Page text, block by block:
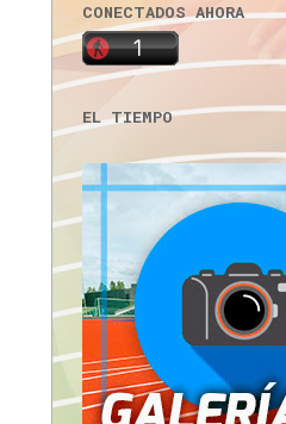
CONECTADOS AHORA
EL TIEMPO